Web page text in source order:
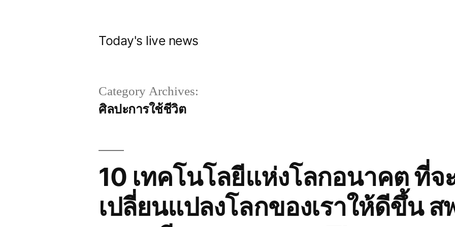
Today's live news
Category Archives:
ศิลปะการใช้ชีวิต
10 เทคโนโลยีแห่งโลกอนาคต ที่จ
เปลี่ยนแปลงโลกของเราให้ดีขึ้น ส